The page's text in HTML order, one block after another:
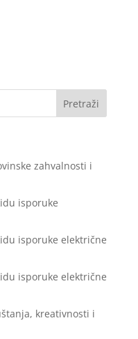
zahvalnosti i
isporuke
isporuke električne
isporuke električne
kreativnosti i